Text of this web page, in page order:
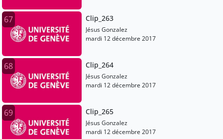
67 Clip_263
Jésus Gonzalez
mardi 12 décembre 2017
68 Clip_264
Jésus Gonzalez
mardi 12 décembre 2017
69 Clip_265
Jésus Gonzalez
mardi 12 décembre 2017